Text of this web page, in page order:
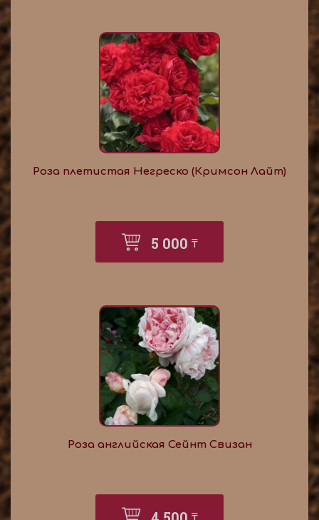
Роза плетистая Негреско (Кримсон Лайт)
5 000 ₸
Роза английская Сейнт Свизан
₸